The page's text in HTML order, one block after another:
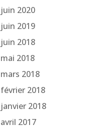
juin 2020
juin 2019
juin 2018
mai 2018
mars 2018
février 2018
janvier 2018
avril 2017